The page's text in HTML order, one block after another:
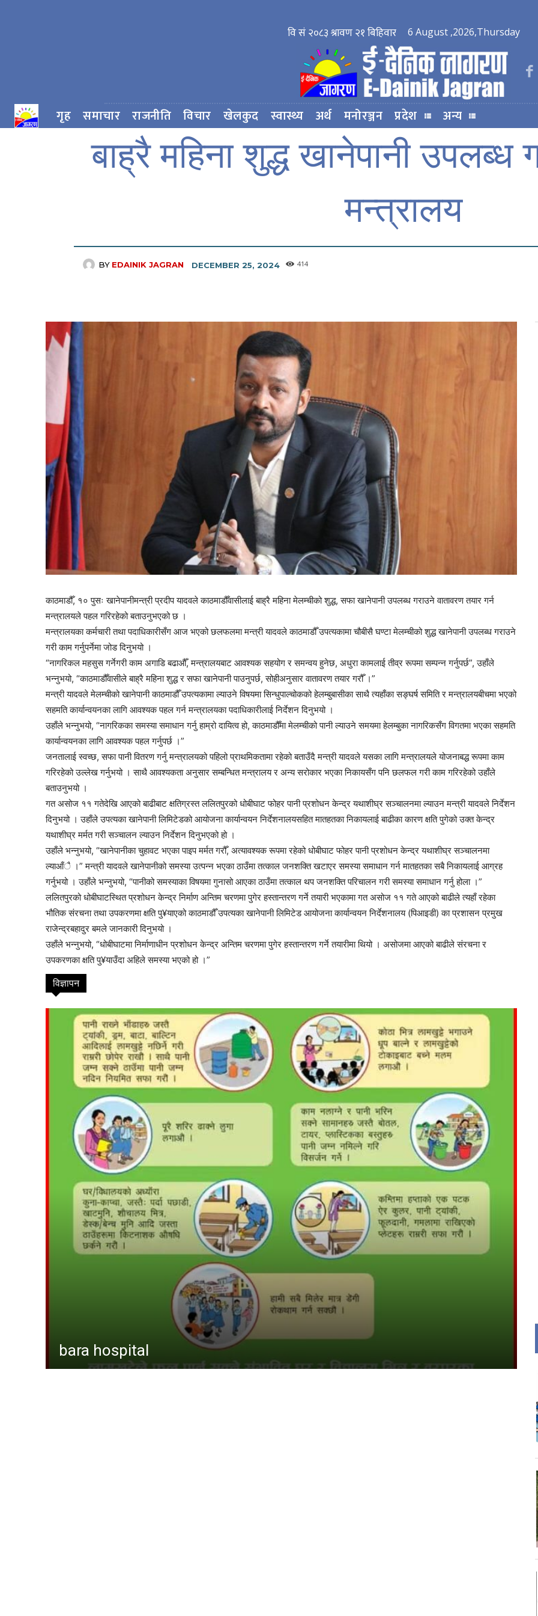
TV
FM
विषयसूची
समाचार
खेलकुद
राजनीति
प्रदेश
अर्थ
समाज
कोशी
rautahat ad
bara ad
other ads
Parsa Ad
6 August ,2026,Thursday
गृह समाचार राजनीति विचार खेलकुद स्वास्थ्य अर्थ मनोरञ्जन प्रदेश अन्य
बाह्रै महिना शुद्ध खानेपानी उपलब्ध
मन्त्रालय
BY EDAINIK JAGRAN DECEMBER 25, 2024 414
काठमाडौँ, १० पुसः खानेपानीमन्त्री प्रदीप यादवले काठमाडौँवासीलाई बाह्रै महिना मेलम्चीको शुद्ध, सफा खानेपानी उपलब्ध गराउने वातावरण तयार गर्न
मन्त्रालयले पहल गरिरहेको बताउनुभएको छ ।
मन्त्रालयका कर्मचारी तथा पदाधिकारीसँग आज भएको छलफलमा मन्त्री यादवले काठमाडौँ उपत्यकामा चौबीसै घण्टा मेलम्चीको शुद्ध खानेपानी उपलब्ध गराउने
गरी काम गर्नुपर्नेमा जोड दिनुभयो ।
“नागरिकल महसुस गर्नेगरी काम अगाडि बढाऔँ, मन्त्रालयबाट आवश्यक सहयोग र समन्वय हुनेछ, अधुरा कामलाई तीव्र रूपमा सम्पन्न गर्नुपर्छ”, उहाँले
भन्नुभयो, “काठमाडौँवासीले बाह्रै महिना शुद्ध र सफा खानेपानी पाउनुपर्छ, सोहीअनुसार वातावरण तयार गरौँ ।”
मन्त्री यादवले मेलम्चीको खानेपानी काठमाडौँ उपत्यकामा ल्याउने विषयमा सिन्धुपाल्चोकको हेलम्बुबासीका साथै त्यहाँका सङ्घर्ष समिति र मन्त्रालयबीचमा भएको
सहमति कार्यान्वयनका लागि आवश्यक पहल गर्न मन्त्रालयका पदाधिकारीलाई निर्देशन दिनुभयो ।
उहाँले भन्नुभयो, “नागरिकका समस्या समाधान गर्नु हाम्रो दायित्व हो, काठमाडौँमा मेलम्चीको पानी ल्याउने समयमा हेलम्बुका नागरिकसँग विगतमा भएका सहमति
कार्यान्वयनका लागि आवश्यक पहल गर्नुपर्छ ।”
जनतालाई स्वच्छ, सफा पानी वितरण गर्नु मन्त्रालयको पहिलो प्राथमिकतामा रहेको बताउँदै मन्त्री यादवले यसका लागि मन्त्रालयले योजनाबद्ध रूपमा काम
गरिरहेको उल्लेख गर्नुभयो । साथै आवश्यकता अनुसार सम्बन्धित मन्त्रालय र अन्य सरोकार भएका निकायसँग पनि छलफल गरी काम गरिरहेको उहाँले
बताउनुभयो ।
गत असोज ११ गतेदेखि आएको बाढीबाट क्षतिग्रस्त ललितपुरको धोबीघाट फोहर पानी प्रशोधन केन्द्र यथाशीघ्र सञ्चालनमा ल्याउन मन्त्री यादवले निर्देशन
दिनुभयो । उहाँले उपत्यका खानेपानी लिमिटेडको आयोजना कार्यान्वयन निर्देशनालयसहित मातहतका निकायलाई बाढीका कारण क्षति पुगेको उक्त केन्द्र
यथाशीघ्र मर्मत गरी सञ्चालन ल्याउन निर्देशन दिनुभएको हो ।
उहाँले भन्नुभयो, “खानेपानीका चुहावट भएका पाइप मर्मत गरौँ, अत्यावश्यक रूपमा रहेको धोबीघाट फोहर पानी प्रशोधन केन्द्र यथाशीघ्र सञ्चालनमा
ल्याआँै ।” मन्त्री यादवले खानेपानीको समस्या उत्पन्न भएका ठाउँमा तत्काल जनशक्ति खटाएर समस्या समाधान गर्न मातहतका सबै निकायलाई आग्रह
गर्नुभयो । उहाँले भन्नुभयो, “पानीको समस्याका विषयमा गुनासो आएका ठाउँमा तत्काल थप जनशक्ति परिचालन गरी समस्या समाधान गर्नु होला ।”
ललितपुरको धोबीघाटस्थित प्रशोधन केन्द्र निर्माण अन्तिम चरणमा पुगेर हस्तान्तरण गर्ने तयारी भएकामा गत असोज ११ गते आएको बाढीले त्यहाँ रहेका
भौतिक संरचना तथा उपकरणमा क्षति पु¥याएको काठमाडौँ उपत्यका खानेपानी लिमिटेड आयोजना कार्यान्वयन निर्देशनालय (पिआइडी) का प्रशासन प्रमुख
राजेन्द्रबहादुर बमले जानकारी दिनुभयो ।
उहाँले भन्नुभयो, “धोबीघाटमा निर्माणाधीन प्रशोधन केन्द्र अन्तिम चरणमा पुगेर हस्तान्तरण गर्ने तयारीमा थियो । असोजमा आएको बाढीले संरचना र
उपकरणका क्षति पु¥याउँदा अहिले समस्या भएको हो ।”
विज्ञापन
gaur hospital
thori-gaupalika
aadarsa-kotwal-gawpalika
suwarn-gaupalika
rajpur nagarpalika
baudhimai nagarpalika